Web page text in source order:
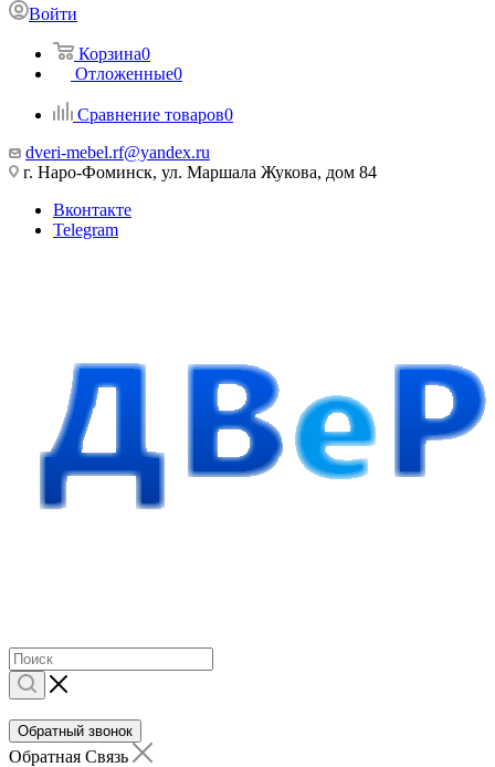
Войти
Корзина0
Отложенные0
Сравнение товаров0
dveri-mebel.rf@yandex.ru
г. Наро-Фоминск, ул. Маршала Жукова, дом 84
Вконтакте
Telegram
Обратный звонок
Обратная Связь